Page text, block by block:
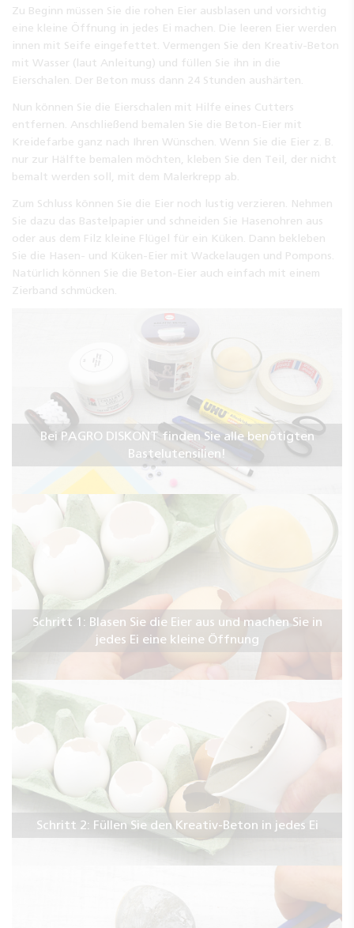
Zu Beginn müssen Sie die rohen Eier ausblasen und vorsichtig
eine kleine Öffnung in jedes Ei machen. Die leeren Eier werden
innen mit Seife eingefettet. Vermengen Sie den Kreativ-Beton
mit Wasser (laut Anleitung) und füllen Sie ihn in die
Eierschalen. Der Beton muss dann 24 Stunden aushärten.
Nun können Sie die Eierschalen mit Hilfe eines Cutters
entfernen. Anschließend bemalen Sie die Beton-Eier mit
Kreidefarbe ganz nach Ihren Wünschen. Wenn Sie die Eier z. B.
nur zur Hälfte bemalen möchten, kleben Sie den Teil, der nicht
bemalt werden soll, mit dem Malerkrepp ab.
Zum Schluss können Sie die Eier noch lustig verzieren. Nehmen
Sie dazu das Bastelpapier und schneiden Sie Hasenohren aus
oder aus dem Filz kleine Flügel für ein Küken. Dann bekleben
Sie die Hasen- und Küken-Eier mit Wackelaugen und Pompons.
Natürlich können Sie die Beton-Eier auch einfach mit einem
Zierband schmücken.
Bei PAGRO DISKONT finden Sie alle benötigten
Bastelutensilien!
Schritt 1: Blasen Sie die Eier aus und machen Sie in
jedes Ei eine kleine Öffnung
Schritt 2: Füllen Sie den Kreativ-Beton in jedes Ei